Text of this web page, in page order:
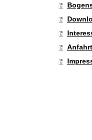
Anfahrt